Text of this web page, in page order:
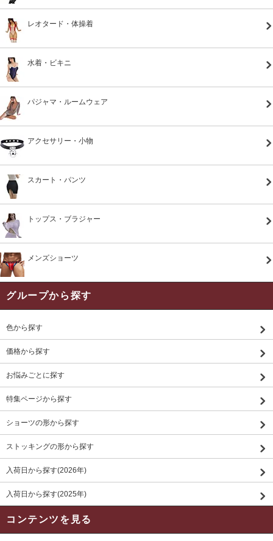
レオタード・体操着
水着・ビキニ
パジャマ・ルームウェア
アクセサリー・小物
スカート・パンツ
トップス・ブラジャー
メンズショーツ
グループから探す
色から探す
価格から探す
お悩みごとに探す
特集ページから探す
ショーツの形から探す
ストッキングの形から探す
入荷日から探す(2026年)
入荷日から探す(2025年)
コンテンツを見る